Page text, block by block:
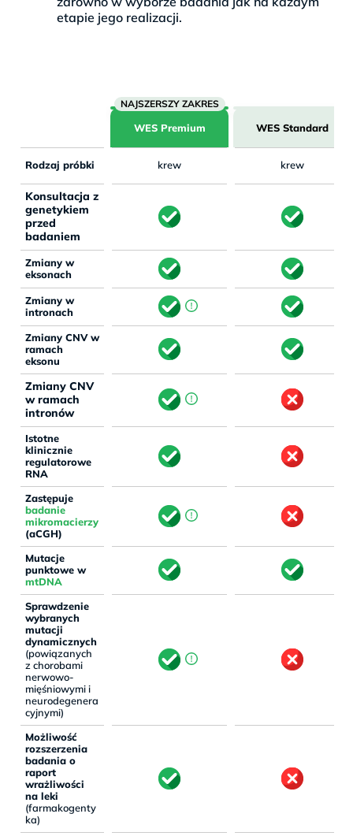
etapie jego realizacji.
WES Premium WES Standard
Rodzaj próbki krew krew
Konsultacja z
genetykiem
przed
badaniem
Zmiany w
eksonach
Zmiany w
intronach
Zmiany CNV w
ramach
eksonu
Zmiany CNV
w ramach
intronów
Istotne
klinicznie
regulatorowe
RNA
Zastępuje
badanie
mikromacierzy
(aCGH)
Mutacje
punktowe w
mtDNA
Sprawdzenie
wybranych
mutacji
dynamicznych
(powiązanych
z chorobami
nerwowo-
mięśniowymi i
neurodegenera
cyjnymi)
Możliwość
rozszerzenia
badania o
raport
wrażliwości
na leki
(farmakogenty
ka)